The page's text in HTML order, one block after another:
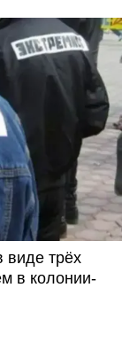
виде трёх
в колонии-